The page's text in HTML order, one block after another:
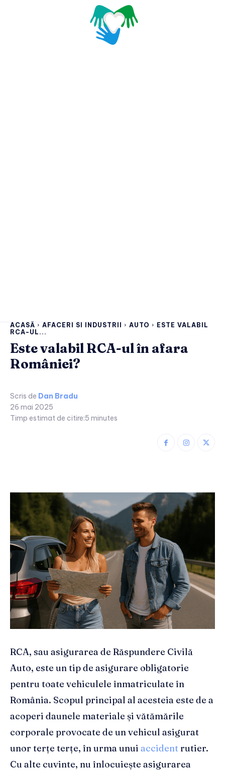
ACASĂ AFACERI SI INDUSTRII AUTO
ESTE VALABIL
RCA-UL...
Este valabil RCA-ul în afara
României?
Scris de Dan Bradu
26 mai 2025
Timp estimat de citire:5 minutes
RCA, sau asigurarea de Răspundere Civilă
Auto, este un tip de asigurare obligatorie
pentru toate vehiculele înmatriculate în
România. Scopul principal al acesteia este de a
acoperi daunele materiale și vătămările
corporale provocate de un vehicul asigurat
unor terțe terțe, în urma unui accident rutier.
Cu alte cuvinte, nu înlocuiește asigurarea